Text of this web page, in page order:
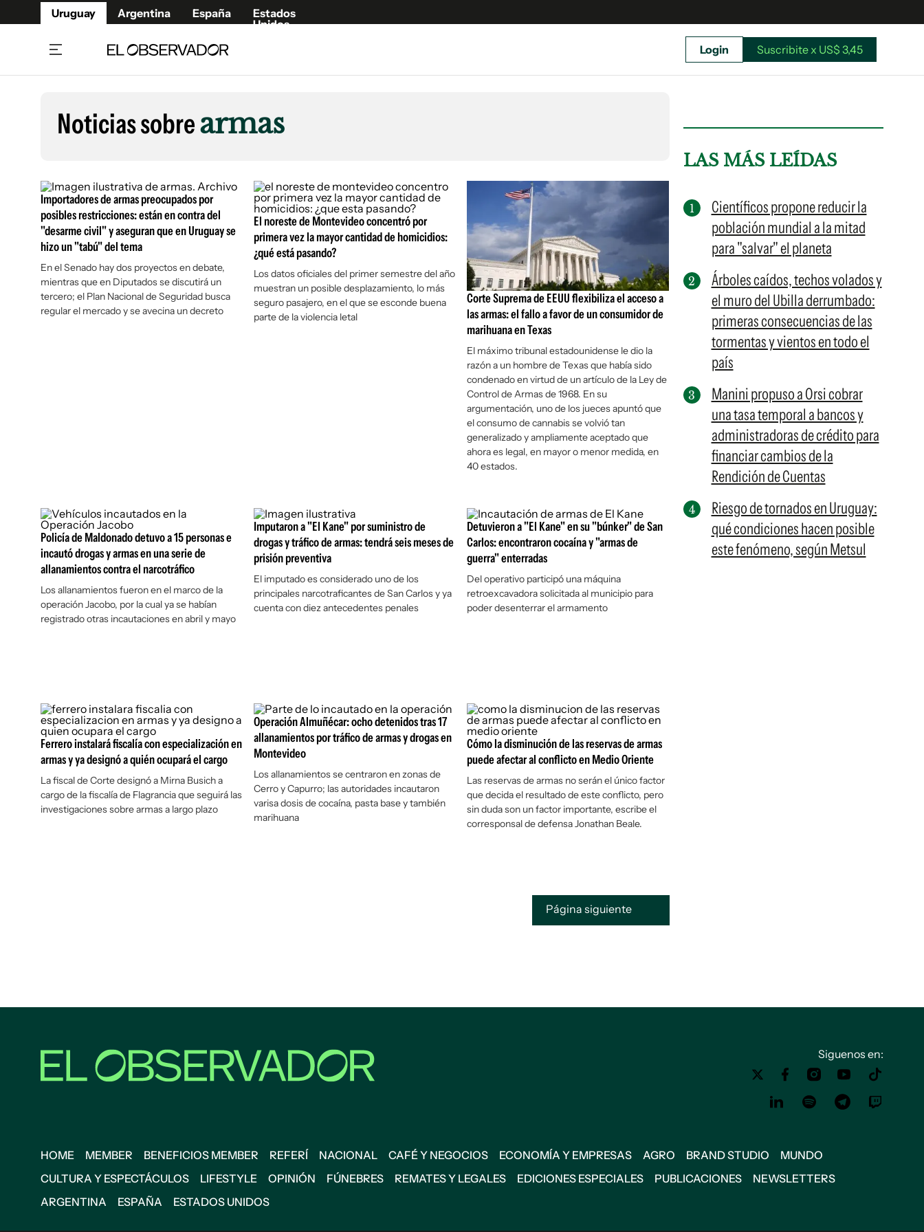
Uruguay Argentina España
Estados
Unidos
Beneficios Member
Café y Negocios
Economía y Empresas
Agro
Brand Studio
Mundo
Cultura y Espectáculos
Fúnebres
Publicaciones
Newsletters
Argentina
España
Estados Unidos
Suscribite x US$ 3,45
Login Suscribite x US$ 3,45
Noticias sobrearmas
Importadores de armas preocupados por
posibles restricciones: están en contra del
"desarme civil" y aseguran que en Uruguay se
hizo un "tabú" del tema
En el Senado hay dos proyectos en debate,
mientras que en Diputados se discutirá un
tercero; el Plan Nacional de Seguridad busca
regular el mercado y se avecina un decreto
El noreste de Montevideo concentró por
primera vez la mayor cantidad de homicidios:
¿qué está pasando?
Los datos oficiales del primer semestre del año
muestran un posible desplazamiento, lo más
seguro pasajero, en el que se esconde buena
parte de la violencia letal
Corte Suprema de EEUU flexibiliza el acceso a
las armas: el fallo a favor de un consumidor de
marihuana en Texas
El máximo tribunal estadounidense le dio la
razón a un hombre de Texas que había sido
condenado en virtud de un artículo de la Ley de
Control de Armas de 1968. En su
argumentación, uno de los jueces apuntó que
el consumo de cannabis se volvió tan
generalizado y ampliamente aceptado que
ahora es legal, en mayor o menor medida, en
40 estados.
Policía de Maldonado detuvo a 15 personas e
incautó drogas y armas en una serie de
allanamientos contra el narcotráfico
Los allanamientos fueron en el marco de la
operación Jacobo, por la cual ya se habían
registrado otras incautaciones en abril y mayo
Imputaron a "El Kane" por suministro de
drogas y tráfico de armas: tendrá seis meses de
prisión preventiva
El imputado es considerado uno de los
principales narcotraficantes de San Carlos y ya
cuenta con diez antecedentes penales
Detuvieron a "El Kane" en su "búnker" de San
Carlos: encontraron cocaína y "armas de
guerra" enterradas
Del operativo participó una máquina
retroexcavadora solicitada al municipio para
poder desenterrar el armamento
Ferrero instalará fiscalía con especialización en
armas y ya designó a quién ocupará el cargo
La fiscal de Corte designó a Mirna Busich a
cargo de la fiscalía de Flagrancia que seguirá las
investigaciones sobre armas a largo plazo
Operación Almuñécar: ocho detenidos tras 17
allanamientos por tráfico de armas y drogas en
Montevideo
Los allanamientos se centraron en zonas de
Cerro y Capurro; las autoridades incautaron
varisa dosis de cocaína, pasta base y también
marihuana
Cómo la disminución de las reservas de armas
puede afectar al conflicto en Medio Oriente
Las reservas de armas no serán el único factor
que decida el resultado de este conflicto, pero
sin duda son un factor importante, escribe el
corresponsal de defensa Jonathan Beale.
Página siguiente
LAS MÁS LEÍDAS
Científicos propone reducir la
población mundial a la mitad
para "salvar" el planeta
Árboles caídos, techos volados y
el muro del Ubilla derrumbado:
primeras consecuencias de las
tormentas y vientos en todo el
país
Manini propuso a Orsi cobrar
una tasa temporal a bancos y
administradoras de crédito para
financiar cambios de la
Rendición de Cuentas
Riesgo de tornados en Uruguay:
qué condiciones hacen posible
este fenómeno, según Metsul
Siguenos en:
HOME MEMBER BENEFICIOS MEMBER REFERÍ NACIONAL CAFÉ Y NEGOCIOS ECONOMÍA Y EMPRESAS AGRO BRAND STUDIO
MUNDO
CULTURA Y ESPECTÁCULOS
LIFESTYLE OPINIÓN FÚNEBRES REMATES Y LEGALES EDICIONES ESPECIALES PUBLICACIONES
NEWSLETTERS
ARGENTINA
ESPAÑA ESTADOS UNIDOS